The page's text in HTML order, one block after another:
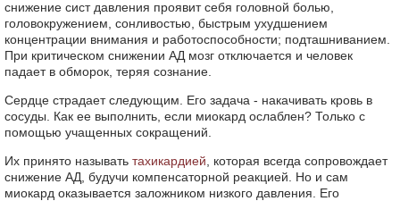
снижение сист давления проявит себя головной болью,
головокружением, сонливостью, быстрым ухудшением
концентрации внимания и работоспособности; подташниванием.
При критическом снижении АД мозг отключается и человек
падает в обморок, теряя сознание.
Сердце страдает следующим. Его задача - накачивать кровь в
сосуды. Как ее выполнить, если миокард ослаблен? Только с
помощью учащенных сокращений.
Их принято называть тахикардией , которая всегда сопровождает
снижение АД, будучи компенсаторной реакцией. Но и сам
миокард оказывается заложником низкого давления. Его